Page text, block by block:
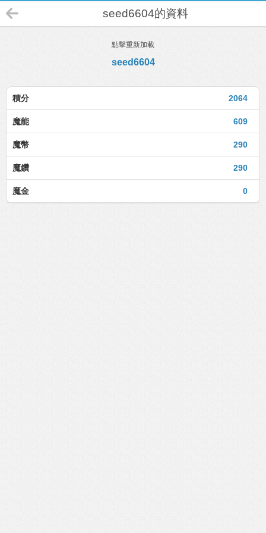
seed6604的資料
點擊重新加載
seed6604
2064
積分
609
魔能
290
魔幣
290
魔鑽
0
魔金